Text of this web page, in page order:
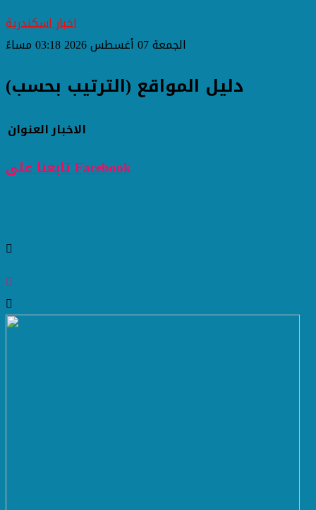
اخبار اسكندرية
الجمعة 07 أغسطس 2026 03:18 مساءً
دليل المواقع (الترتيب بحسب)
العنوانالاخبار
تابعنا على Facebook